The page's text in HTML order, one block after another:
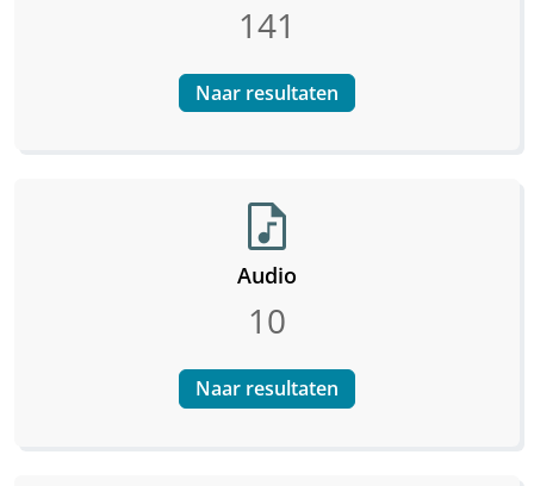
141
Naar resultaten
audio_file
Audio
10
Naar resultaten